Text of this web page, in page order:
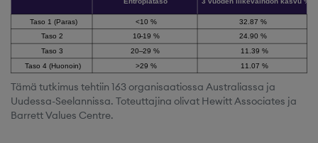
Tämä tutkimus tehtiin 163 organisaatiossa Australiassa ja
Uudessa-Seelannissa. Toteuttajina olivat Hewitt Associates ja
Barrett Values Centre.